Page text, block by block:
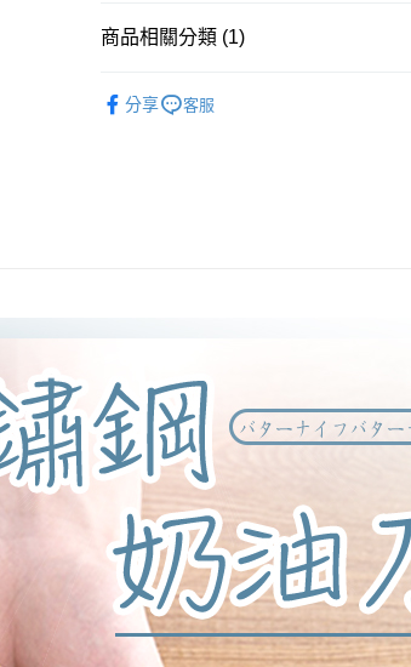
２．關於個人資料處理事宜，請瀏覽以下網址：
https://aftee.tw/terms/#terms3
「AFTEE先享後付」，若未經同意申辦者引起
任。
商品相關分類 (1)
分享
客服